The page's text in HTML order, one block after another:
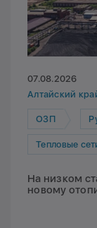
07.08.2026
Алтайский
ОЗП
Тепловые
На низком
новому